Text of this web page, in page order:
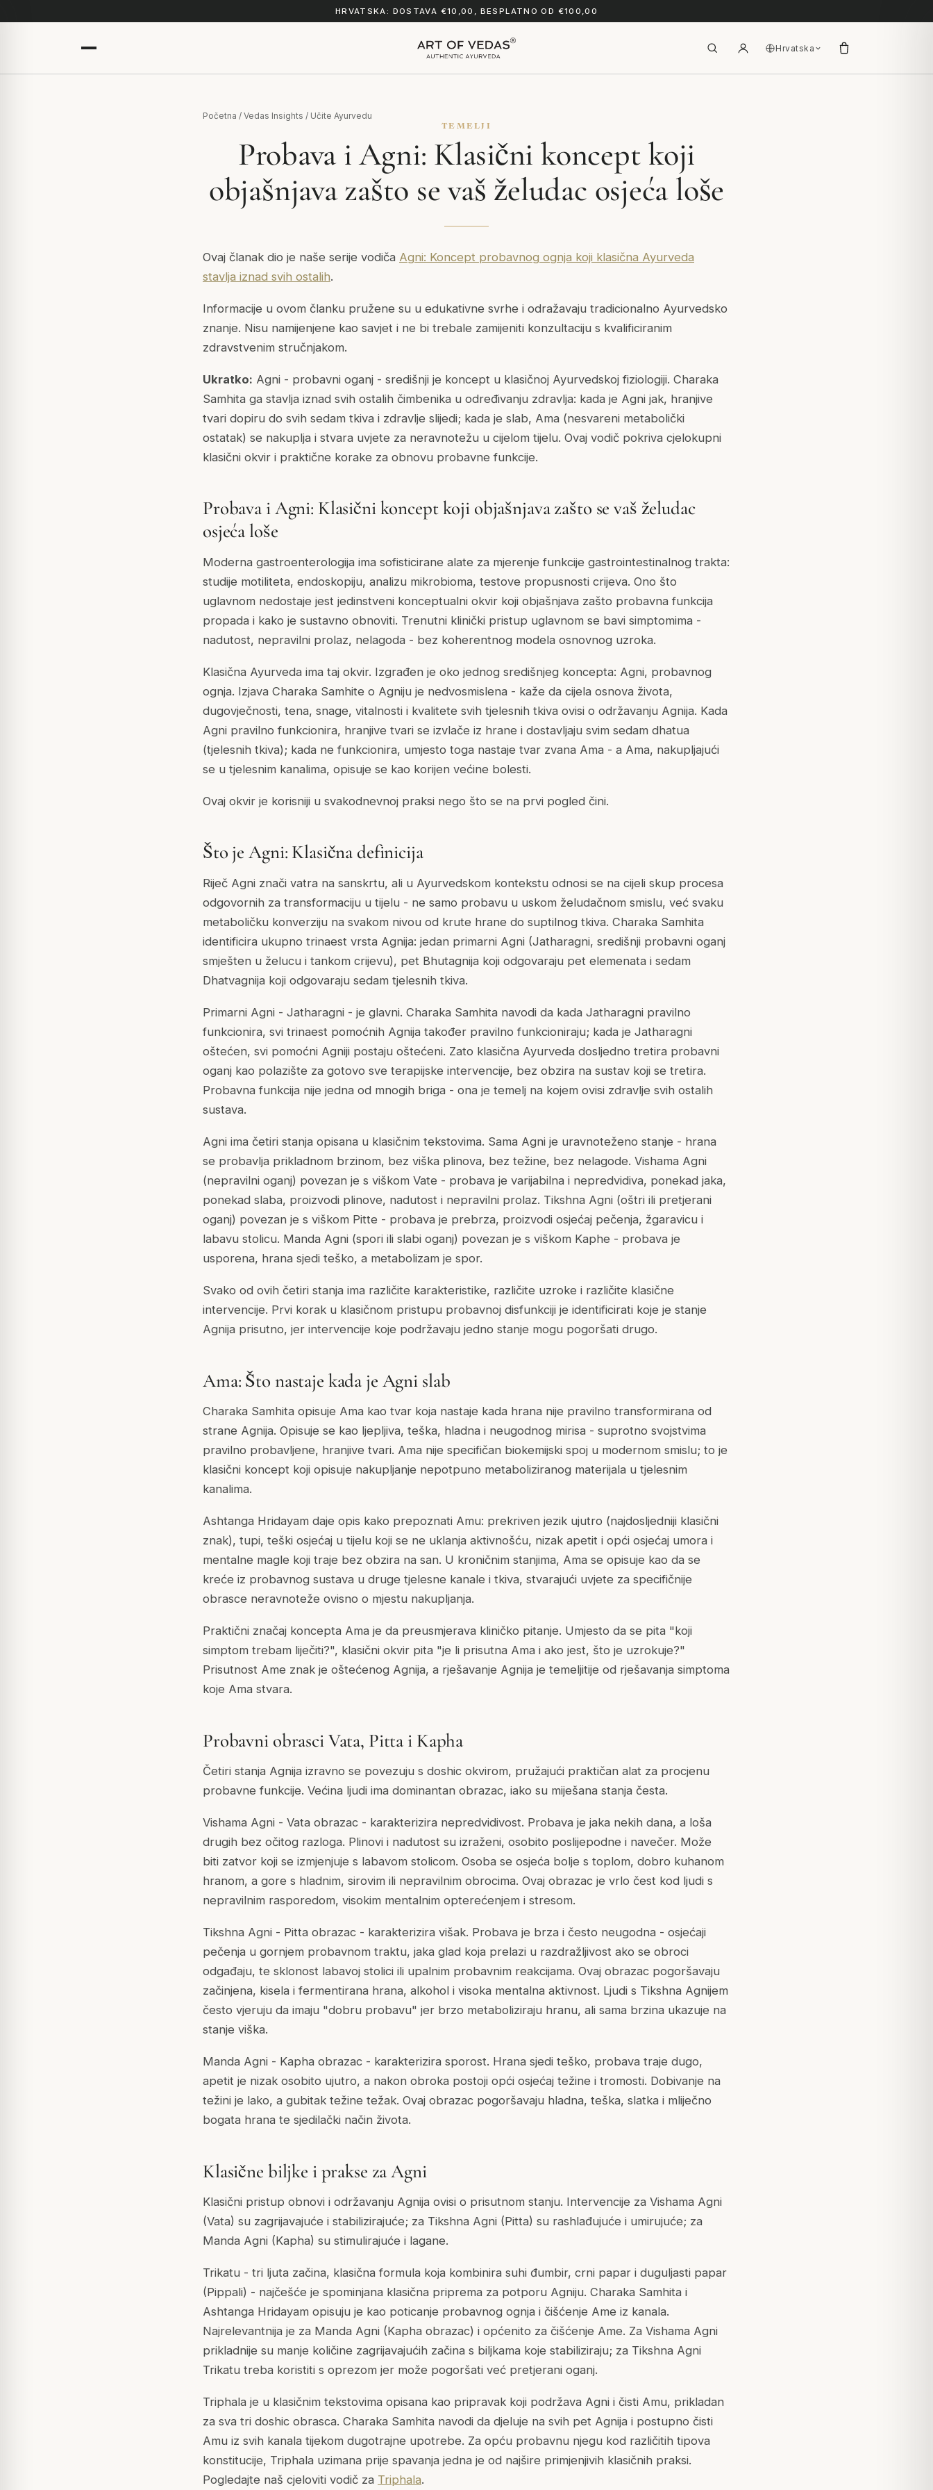
HRVATSKA: DOSTAVA €10,00, BESPLATNO OD €100,00
Hrvatska
Početna / Vedas Insights / Učite Ayurvedu
TEMELJI
Probava i Agni: Klasični koncept koji
objašnjava zašto se vaš želudac osjeća loše
Ovaj članak dio je naše serije vodiča Agni: Koncept probavnog ognja koji klasična Ayurveda
stavlja iznad svih ostalih.
Informacije u ovom članku pružene su u edukativne svrhe i odražavaju tradicionalno Ayurvedsko
znanje. Nisu namijenjene kao savjet i ne bi trebale zamijeniti konzultaciju s kvalificiranim
zdravstvenim stručnjakom.
Ukratko: Agni - probavni oganj - središnji je koncept u klasičnoj Ayurvedskoj fiziologiji. Charaka
Samhita ga stavlja iznad svih ostalih čimbenika u određivanju zdravlja: kada je Agni jak, hranjive
tvari dopiru do svih sedam tkiva i zdravlje slijedi; kada je slab, Ama (nesvareni metabolički
ostatak) se nakuplja i stvara uvjete za neravnotežu u cijelom tijelu. Ovaj vodič pokriva cjelokupni
klasični okvir i praktične korake za obnovu probavne funkcije.
Probava i Agni: Klasični koncept koji objašnjava zašto se vaš želudac
osjeća loše
Moderna gastroenterologija ima sofisticirane alate za mjerenje funkcije gastrointestinalnog trakta:
studije motiliteta, endoskopiju, analizu mikrobioma, testove propusnosti crijeva. Ono što
uglavnom nedostaje jest jedinstveni konceptualni okvir koji objašnjava zašto probavna funkcija
propada i kako je sustavno obnoviti. Trenutni klinički pristup uglavnom se bavi simptomima -
nadutost, nepravilni prolaz, nelagoda - bez koherentnog modela osnovnog uzroka.
Klasična Ayurveda ima taj okvir. Izgrađen je oko jednog središnjeg koncepta: Agni, probavnog
ognja. Izjava Charaka Samhite o Agniju je nedvosmislena - kaže da cijela osnova života,
dugovječnosti, tena, snage, vitalnosti i kvalitete svih tjelesnih tkiva ovisi o održavanju Agnija. Kada
Agni pravilno funkcionira, hranjive tvari se izvlače iz hrane i dostavljaju svim sedam dhatua
(tjelesnih tkiva); kada ne funkcionira, umjesto toga nastaje tvar zvana Ama - a Ama, nakupljajući
se u tjelesnim kanalima, opisuje se kao korijen većine bolesti.
Ovaj okvir je korisniji u svakodnevnoj praksi nego što se na prvi pogled čini.
Što je Agni: Klasična definicija
Riječ Agni znači vatra na sanskrtu, ali u Ayurvedskom kontekstu odnosi se na cijeli skup procesa
odgovornih za transformaciju u tijelu - ne samo probavu u uskom želudačnom smislu, već svaku
metaboličku konverziju na svakom nivou od krute hrane do suptilnog tkiva. Charaka Samhita
identificira ukupno trinaest vrsta Agnija: jedan primarni Agni (Jatharagni, središnji probavni oganj
smješten u želucu i tankom crijevu), pet Bhutagnija koji odgovaraju pet elemenata i sedam
Dhatvagnija koji odgovaraju sedam tjelesnih tkiva.
Primarni Agni - Jatharagni - je glavni. Charaka Samhita navodi da kada Jatharagni pravilno
funkcionira, svi trinaest pomoćnih Agnija također pravilno funkcioniraju; kada je Jatharagni
oštećen, svi pomoćni Agniji postaju oštećeni. Zato klasična Ayurveda dosljedno tretira probavni
oganj kao polazište za gotovo sve terapijske intervencije, bez obzira na sustav koji se tretira.
Probavna funkcija nije jedna od mnogih briga - ona je temelj na kojem ovisi zdravlje svih ostalih
sustava.
Agni ima četiri stanja opisana u klasičnim tekstovima. Sama Agni je uravnoteženo stanje - hrana
se probavlja prikladnom brzinom, bez viška plinova, bez težine, bez nelagode. Vishama Agni
(nepravilni oganj) povezan je s viškom Vate - probava je varijabilna i nepredvidiva, ponekad jaka,
ponekad slaba, proizvodi plinove, nadutost i nepravilni prolaz. Tikshna Agni (oštri ili pretjerani
oganj) povezan je s viškom Pitte - probava je prebrza, proizvodi osjećaj pečenja, žgaravicu i
labavu stolicu. Manda Agni (spori ili slabi oganj) povezan je s viškom Kaphe - probava je
usporena, hrana sjedi teško, a metabolizam je spor.
Svako od ovih četiri stanja ima različite karakteristike, različite uzroke i različite klasične
intervencije. Prvi korak u klasičnom pristupu probavnoj disfunkciji je identificirati koje je stanje
Agnija prisutno, jer intervencije koje podržavaju jedno stanje mogu pogoršati drugo.
Ama: Što nastaje kada je Agni slab
Charaka Samhita opisuje Ama kao tvar koja nastaje kada hrana nije pravilno transformirana od
strane Agnija. Opisuje se kao ljepljiva, teška, hladna i neugodnog mirisa - suprotno svojstvima
pravilno probavljene, hranjive tvari. Ama nije specifičan biokemijski spoj u modernom smislu; to je
klasični koncept koji opisuje nakupljanje nepotpuno metaboliziranog materijala u tjelesnim
kanalima.
Ashtanga Hridayam daje opis kako prepoznati Amu: prekriven jezik ujutro (najdosljedniji klasični
znak), tupi, teški osjećaj u tijelu koji se ne uklanja aktivnošću, nizak apetit i opći osjećaj umora i
mentalne magle koji traje bez obzira na san. U kroničnim stanjima, Ama se opisuje kao da se
kreće iz probavnog sustava u druge tjelesne kanale i tkiva, stvarajući uvjete za specifičnije
obrasce neravnoteže ovisno o mjestu nakupljanja.
Praktični značaj koncepta Ama je da preusmjerava kliničko pitanje. Umjesto da se pita "koji
simptom trebam liječiti?", klasični okvir pita "je li prisutna Ama i ako jest, što je uzrokuje?"
Prisutnost Ame znak je oštećenog Agnija, a rješavanje Agnija je temeljitije od rješavanja simptoma
koje Ama stvara.
Probavni obrasci Vata, Pitta i Kapha
Četiri stanja Agnija izravno se povezuju s doshic okvirom, pružajući praktičan alat za procjenu
probavne funkcije. Većina ljudi ima dominantan obrazac, iako su miješana stanja česta.
Vishama Agni - Vata obrazac - karakterizira nepredvidivost. Probava je jaka nekih dana, a loša
drugih bez očitog razloga. Plinovi i nadutost su izraženi, osobito poslijepodne i navečer. Može
biti zatvor koji se izmjenjuje s labavom stolicom. Osoba se osjeća bolje s toplom, dobro kuhanom
hranom, a gore s hladnim, sirovim ili nepravilnim obrocima. Ovaj obrazac je vrlo čest kod ljudi s
nepravilnim rasporedom, visokim mentalnim opterećenjem i stresom.
Tikshna Agni - Pitta obrazac - karakterizira višak. Probava je brza i često neugodna - osjećaji
pečenja u gornjem probavnom traktu, jaka glad koja prelazi u razdražljivost ako se obroci
odgađaju, te sklonost labavoj stolici ili upalnim probavnim reakcijama. Ovaj obrazac pogoršavaju
začinjena, kisela i fermentirana hrana, alkohol i visoka mentalna aktivnost. Ljudi s Tikshna Agnijem
često vjeruju da imaju "dobru probavu" jer brzo metaboliziraju hranu, ali sama brzina ukazuje na
stanje viška.
Manda Agni - Kapha obrazac - karakterizira sporost. Hrana sjedi teško, probava traje dugo,
apetit je nizak osobito ujutro, a nakon obroka postoji opći osjećaj težine i tromosti. Dobivanje na
težini je lako, a gubitak težine težak. Ovaj obrazac pogoršavaju hladna, teška, slatka i mliječno
bogata hrana te sjedilački način života.
Klasične biljke i prakse za Agni
Klasični pristup obnovi i održavanju Agnija ovisi o prisutnom stanju. Intervencije za Vishama Agni
(Vata) su zagrijavajuće i stabilizirajuće; za Tikshna Agni (Pitta) su rashlađujuće i umirujuće; za
Manda Agni (Kapha) su stimulirajuće i lagane.
Trikatu - tri ljuta začina, klasična formula koja kombinira suhi đumbir, crni papar i duguljasti papar
(Pippali) - najčešće je spominjana klasična priprema za potporu Agniju. Charaka Samhita i
Ashtanga Hridayam opisuju je kao poticanje probavnog ognja i čišćenje Ame iz kanala.
Najrelevantnija je za Manda Agni (Kapha obrazac) i općenito za čišćenje Ame. Za Vishama Agni
prikladnije su manje količine zagrijavajućih začina s biljkama koje stabiliziraju; za Tikshna Agni
Trikatu treba koristiti s oprezom jer može pogoršati već pretjerani oganj.
Triphala je u klasičnim tekstovima opisana kao pripravak koji podržava Agni i čisti Amu, prikladan
za sva tri doshic obrasca. Charaka Samhita navodi da djeluje na svih pet Agnija i postupno čisti
Amu iz svih kanala tijekom dugotrajne upotrebe. Za opću probavnu njegu kod različitih tipova
konstitucije, Triphala uzimana prije spavanja jedna je od najšire primjenjivih klasičnih praksi.
Pogledajte naš cjeloviti vodič za Triphala.